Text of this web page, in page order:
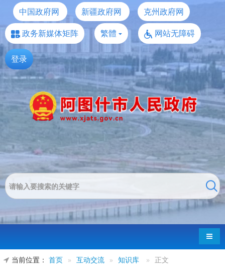
中国政府网 新疆政府网
克州政府网
政务新媒体矩阵
繁體 网站无障碍
登录
导航
当前位置： 首页 » 互动交流 » 知识库 » 正文